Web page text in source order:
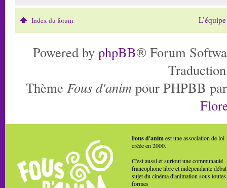
Index du forum
Powered by phpBB® Forum
Thème Fous d'anim pour PHPBB
Fous d'animest une association de loi
créée en 2000.
C'est aussi et surtout une communauté
francophone libre et indépendante
sujet du cinéma d'animation sous toutes
formes